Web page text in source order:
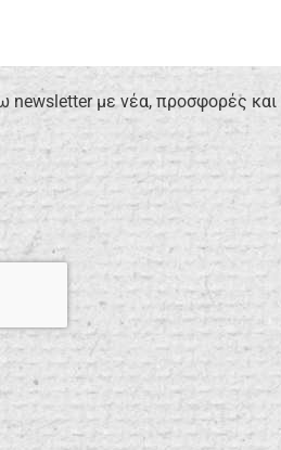
με νέα, προσφορές και